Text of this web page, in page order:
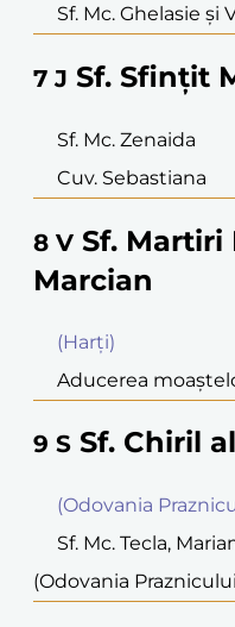
Sf. Mc. Ghelasie şi
7 J Sf. Sfinţit
Sf. Mc. Zenaida
Cuv. Sebastiana
8 V Sf. Martiri
Marcian
(Harţi)
Aducerea
9 S Sf. Chiril
(Odovania
Sf. Mc. Tecla,
(Odovania